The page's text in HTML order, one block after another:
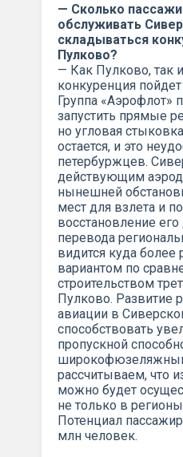
— Сколько
обслуживать
складываться
Пулково?
— Как Пулково, так
конкуренция
Группа «Аэрофлот»
запустить прямые
но угловая
остается, и это
петербуржцев.
действующим
нынешней
мест для взлета и
восстановление
перевода
видится куда
вариантом по
строительством
Пулково. Развитие
авиации в
способствовать
пропускной
рассчитываем, что
можно будет
не только в
Потенциал
млн человек.